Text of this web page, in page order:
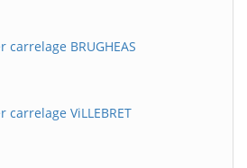
BRUGHEAS
ViLLEBRET